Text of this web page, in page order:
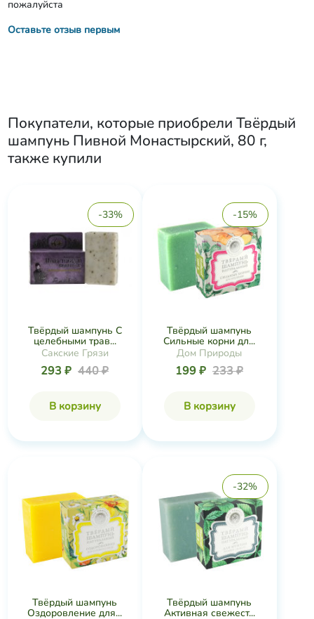
пожалуйста
Оставьте отзыв первым
Покупатели, которые приобрели Твёрдый
шампунь Пивной Монастырский, 80 г,
также купили
-33%
Твёрдый шампунь С
целебными трав...
Сакские Грязи
293 ₽ 440 ₽
В корзину
-15%
Твёрдый шампунь
Сильные корни дл...
Дом Природы
199 ₽ 233 ₽
В корзину
Твёрдый шампунь
Оздоровление для...
-32%
Твёрдый шампунь
Активная свежест...